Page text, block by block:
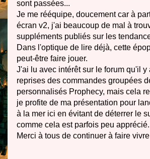
sont passées...
Je me rééquipe, doucement car à
écran v2, j'ai beaucoup de mal à
suppléments publiés sur les
Dans l'optique de lire déjà, cette
peut-être faire jouer.
J'ai lu avec intérêt sur le forum qu'il y
reprises des commandes groupées
personnalisés Prophecy, mais cela
je profite de ma présentation pour
à la mer ici en évitant de déterrer le
comme cela est parfois peu apprécié.
Merci à tous de continuer à faire